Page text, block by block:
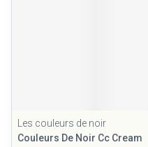
Les couleurs de noir
Couleurs De Noir Cc Cream